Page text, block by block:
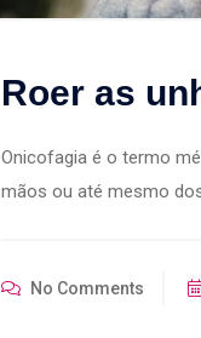
Roer as
Onicofagia é o termo
mãos ou até mesmo
No Comments